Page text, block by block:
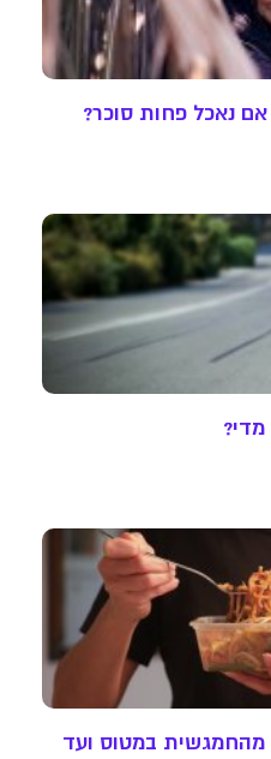
נאכל פחות סוכר?
במטוס ועד